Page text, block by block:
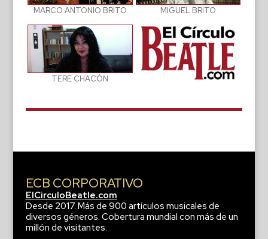
MARCO ANTONIO BRITO MIGUEL BRITO
TERE CHACÓN
ECB CORPORATIVO
ElCirculoBeatle.com
Desde 2017. Más de 900 artículos musicales de
diversos géneros. Cobertura mundial con más de un
millón de visitantes.